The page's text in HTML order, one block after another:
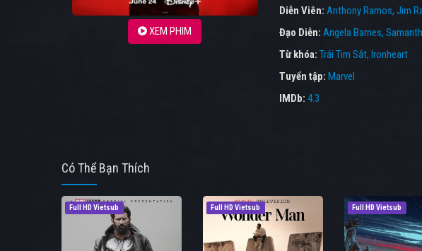
XEM PHIM
Diễn Viên: Anthony Ramos Jim
Đạo Diễn: Angela Barnes
Từ khóa: Trái Tim Sắt, Ironheart
Tuyển tập: Marvel
IMDb: 4.3
Có Thể Bạn Thích
Full HD Vietsub Full HD Vietsub Full HD Vietsub